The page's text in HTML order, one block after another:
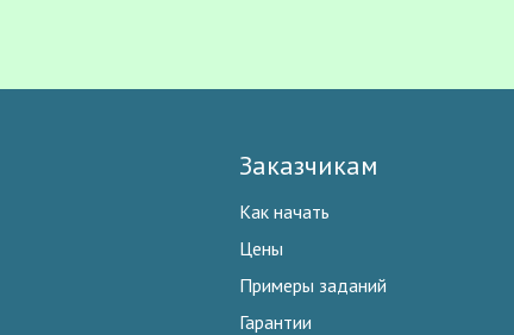
Заказчикам
Как начать
Цены
Примеры заданий
Гарантии